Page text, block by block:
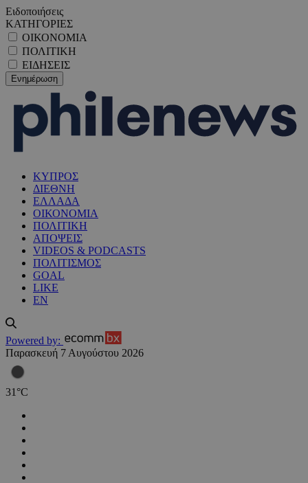
Ειδοποιήσεις
ΚΑΤΗΓΟΡΙΕΣ
ΟΙΚΟΝΟΜΙΑ
ΠΟΛΙΤΙΚΗ
ΕΙΔΗΣΕΙΣ
ΚΥΠΡΟΣ
ΔΙΕΘΝΗ
ΕΛΛΑΔΑ
ΟΙΚΟΝΟΜΙΑ
ΠΟΛΙΤΙΚΗ
ΑΠΟΨΕΙΣ
VIDEOS & PODCASTS
ΠΟΛΙΤΙΣΜΟΣ
GOAL
LIKE
EN
Powered by:
Παρασκευή 7 Αυγούστου 2026
31 °C